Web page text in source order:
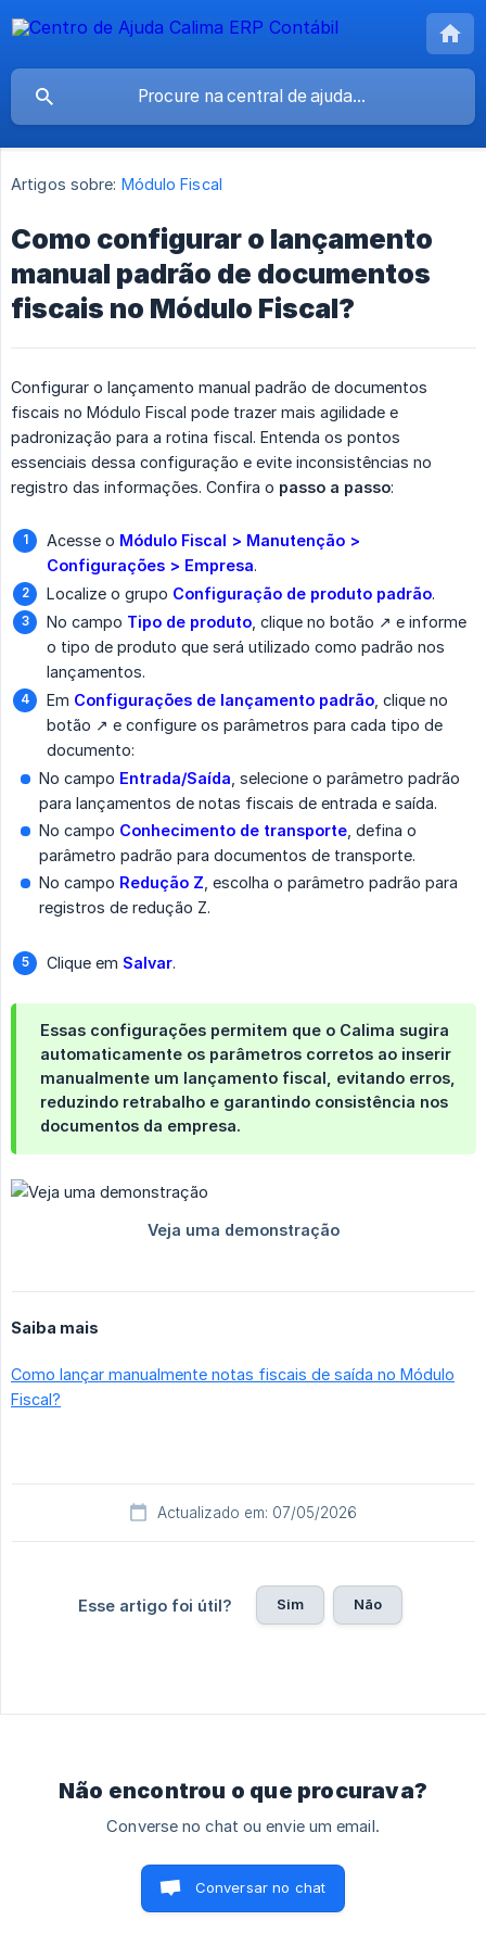
Artigos sobre: Módulo Fiscal
Como configurar o lançamento
manual padrão de documentos
fiscais no Módulo Fiscal?
Configurar o lançamento manual padrão de documentos
fiscais no Módulo Fiscal pode trazer mais agilidade e
padronização para a rotina fiscal. Entenda os pontos
essenciais dessa configuração e evite inconsistências no
registro das informações. Confira o passo a passo:
Acesse o Módulo Fiscal > Manutenção >
Configurações > Empresa.
Localize o grupo Configuração de produto padrão.
No campo Tipo de produto , clique no botão ↗️ e informe
o tipo de produto que será utilizado como padrão nos
lançamentos.
Em Configurações de lançamento padrão , clique no
botão ↗️ e configure os parâmetros para cada tipo de
documento:
No campo Entrada/Saída , selecione o parâmetro padrão
para lançamentos de notas fiscais de entrada e saída.
No campo Conhecimento de transporte , defina o
parâmetro padrão para documentos de transporte.
No campo Redução Z , escolha o parâmetro padrão para
registros de redução Z.
Clique em Salvar.
Essas configurações permitem que o Calima sugira
automaticamente os parâmetros corretos ao inserir
manualmente um lançamento fiscal, evitando erros,
reduzindo retrabalho e garantindo consistência nos
documentos da empresa.
Saiba mais
Como lançar manualmente notas fiscais de saída no Módulo
Fiscal?
Actualizado em: 07/05/2026
Esse artigo foi útil? Sim Não
Não encontrou o que procurava?
Converse no chat ou envie um email.
Conversar no chat